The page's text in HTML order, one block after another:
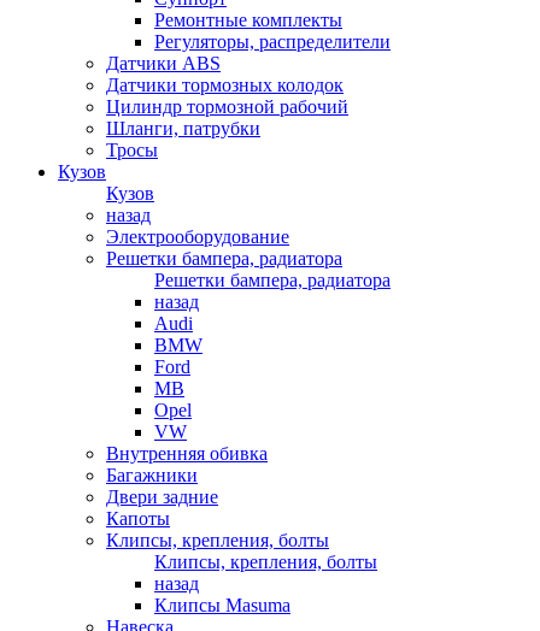
Ремонтные комплекты
Регуляторы, распределители
Датчики ABS
Датчики тормозных колодок
Цилиндр тормозной рабочий
Шланги, патрубки
Тросы
Кузов
Кузов
назад
Электрооборудование
Решетки бампера, радиатора
Решетки бампера, радиатора
назад
Audi
BMW
Ford
MB
Opel
VW
Внутренняя обивка
Багажники
Двери задние
Капоты
Клипсы, крепления, болты
Клипсы, крепления, болты
назад
Клипсы Masuma
Навеска